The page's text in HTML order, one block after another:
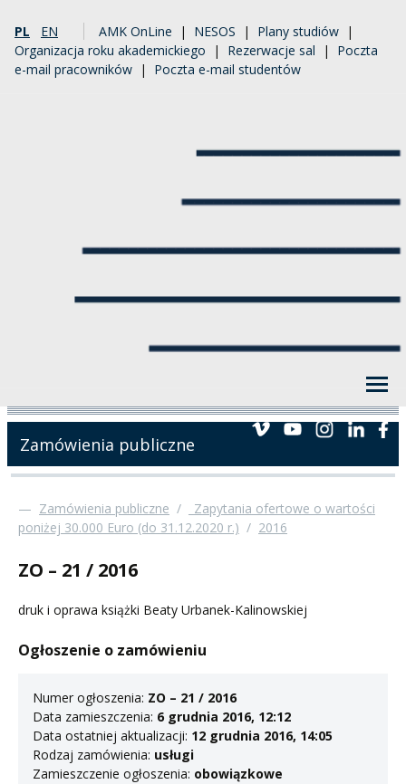
PL EN AMK OnLine | NESOS | Plany studiów |
Organizacja roku akademickiego | Rezerwacje sal | Poczta
e-mail pracowników | Poczta e-mail studentów
Zamówienia publiczne
— Zamówienia publiczne /
_Zapytania ofertowe o wartości
poniżej 30.000 Euro (do 31.12.2020 r.) / 2016
ZO – 21 / 2016
druk i oprawa książki Beaty Urbanek-Kalinowskiej
Ogłoszenie o zamówieniu
Numer ogłoszenia: ZO – 21 / 2016
Data zamieszczenia: 6 grudnia 2016, 12:12
Data ostatniej aktualizacji: 12 grudnia 2016, 14:05
Rodzaj zamówienia: usługi
Zamieszczenie ogłoszenia: obowiązkowe